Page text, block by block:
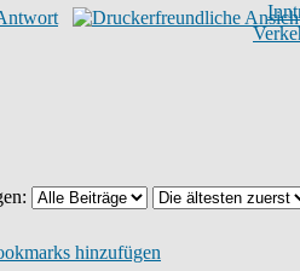
hinzufügen